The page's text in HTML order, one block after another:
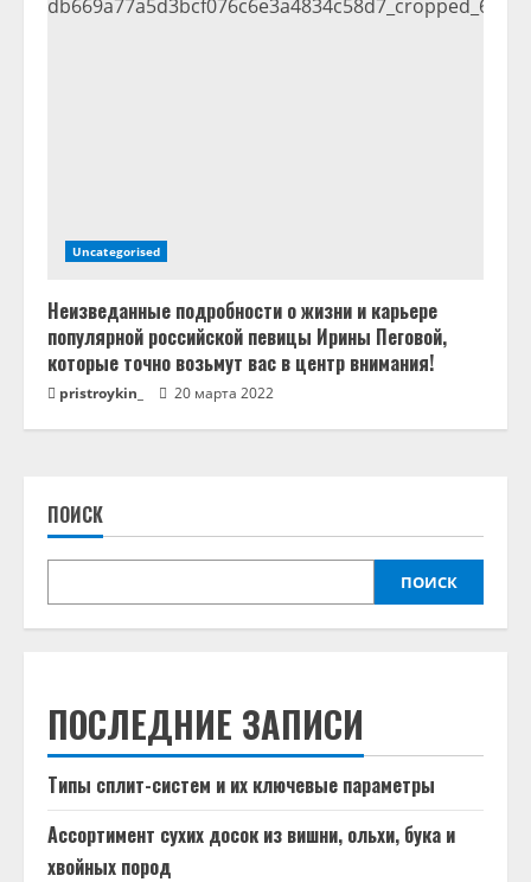
Uncategorised
Неизведанные подробности о жизни и карьере
популярной российской певицы Ирины Пеговой,
которые точно возьмут вас в центр внимания!
pristroykin_ 20 марта 2022
ПОИСК
ПОИСК
ПОСЛЕДНИЕ ЗАПИСИ
Типы сплит-систем и их ключевые параметры
Ассортимент сухих досок из вишни, ольхи, бука и
хвойных пород